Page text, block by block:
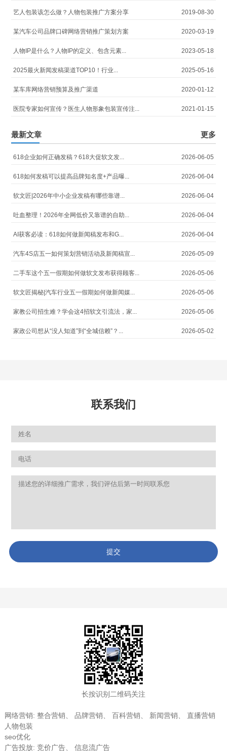
艺人包装该怎么做？人物包装推广方案分享 2019-08-30
某汽车公司品牌口碑网络营销推广策划方案 2020-03-19
人物IP是什么？人物IP的定义、包含元素... 2023-05-18
2025最火新闻发稿渠道TOP10！行业... 2025-05-16
某车库网络营销预算及推广渠道 2020-01-12
医院专家如何宣传？医生人物形象包装宣传注... 2021-01-15
最新文章 更多
618企业如何正确发稿？618大促软文发... 2026-06-05
618如何发稿可以提高品牌知名度+产品曝... 2026-06-04
软文匠|2026年中小企业发稿有哪些靠谱... 2026-06-04
吐血整理！2026年全网低价又靠谱的自助... 2026-06-04
AI获客必读：618如何做新闻稿发布和G... 2026-06-04
汽车4S店五一如何策划营销活动及新闻稿宣... 2026-05-09
二手车这个五一假期如何做软文发布获得顾客... 2026-05-06
软文匠揭秘|汽车行业五一假期如何做新闻媒... 2026-05-06
家教公司招生难？学会这4招软文引流法，家... 2026-05-06
家政公司想从“没人知道”到“全城信赖”？... 2026-05-02
联系我们
提交
长按识别二维码关注
网络营销: 整合营销 品牌营销 百科营销 新闻营销
直播营销
人物包装
seo优化
广告投放: 竞价广告、 信息流广告